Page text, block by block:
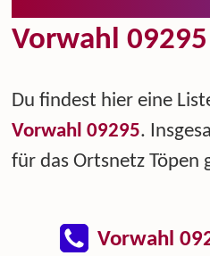
Vorwahl 09295
Du findest hier eine
Vorwahl 09295.
für das Ortsnetz Töpen
Vorwahl